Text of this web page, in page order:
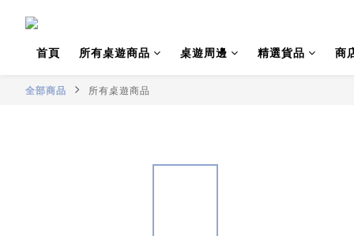
首頁 所有桌遊商品 桌遊周邊 精選貨品 商
全部商品 所有桌遊商品